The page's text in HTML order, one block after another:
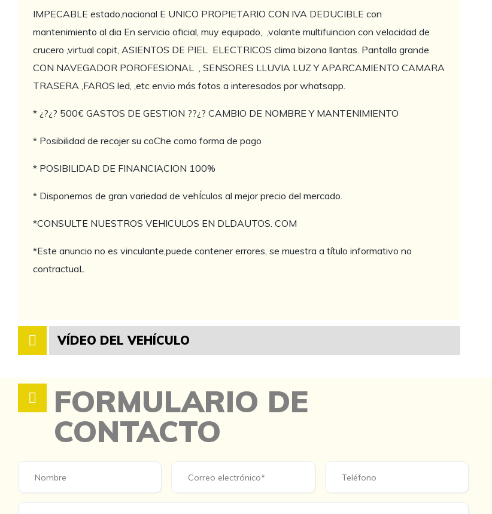
IMPECABLE estado,nacional E UNICO PROPIETARIO CON IVA DEDUCIBLE con
mantenimiento al dia En servicio oficial, muy equipado, ,volante multifuincion con velocidad de
crucero ,virtual copit, ASIENTOS DE PIEL ELECTRICOS clima bizona llantas. Pantalla grande
CON NAVEGADOR POROFESIONAL , SENSORES LLUVIA LUZ Y APARCAMIENTO CAMARA
TRASERA ,FAROS led, ,etc envio más fotos a interesados por whatsapp.
* ¿?¿? 500€ GASTOS DE GESTION ??¿? CAMBIO DE NOMBRE Y MANTENIMIENTO
* Posibilidad de recojer su coChe como forma de pago
* POSIBILIDAD DE FINANCIACION 100%
* Disponemos de gran variedad de vehÍculos al mejor precio del mercado.
*CONSULTE NUESTROS VEHICULOS EN DLDAUTOS. COM
*Este anuncio no es vinculante,puede contener errores, se muestra a título informativo no
contractuaL
VÍDEO DEL VEHÍCULO
FORMULARIO DE
CONTACTO